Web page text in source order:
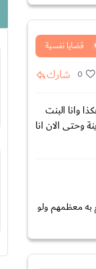
قضايا نفسية
0 شارك
هكذا وانا البنت
وحتى الان انا
به معظمهم ولو